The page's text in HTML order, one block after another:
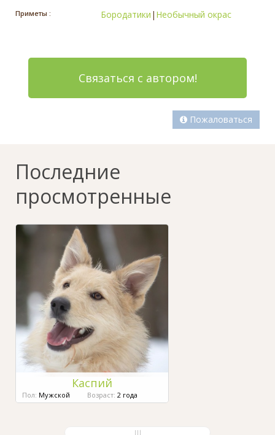
Приметы : Бородатики | Необычный окрас
Связаться с автором!
Пожаловаться
Последние
просмотренные
Каспий
Пол: Мужской Возраст: 2 года